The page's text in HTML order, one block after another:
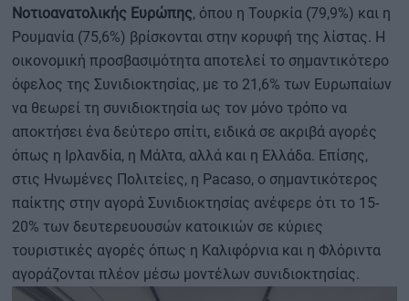
Νοτιοανατολικής Ευρώπης, όπου η Τουρκία (79,9%) και η
Ρουμανία (75,6%) βρίσκονται στην κορυφή της λίστας. Η
οικονομική προσβασιμότητα αποτελεί το σημαντικότερο
όφελος της Συνιδιοκτησίας, με το 21,6% των Ευρωπαίων
να θεωρεί τη συνιδιοκτησία ως τον μόνο τρόπο να
αποκτήσει ένα δεύτερο σπίτι, ειδικά σε ακριβά αγορές
όπως η Ιρλανδία, η Μάλτα, αλλά και η Ελλάδα. Επίσης,
στις Ηνωμένες Πολιτείες, η Pacaso, ο σημαντικότερος
παίκτης στην αγορά Συνιδιοκτησίας ανέφερε ότι το 15-
20% των δευτερευουσών κατοικιών σε κύριες
τουριστικές αγορές όπως η Καλιφόρνια και η Φλόριντα
αγοράζονται πλέον μέσω μοντέλων συνιδιοκτησίας.